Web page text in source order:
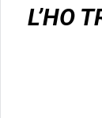
L’HO